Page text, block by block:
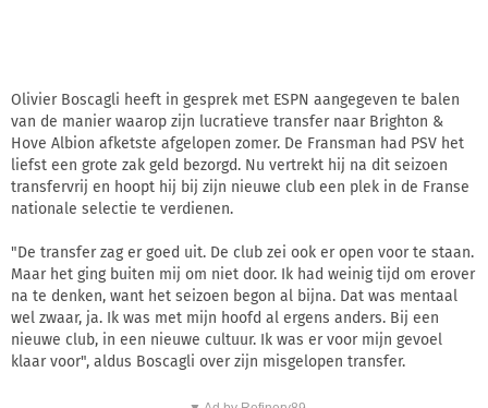
Olivier Boscagli heeft in gesprek met ESPN aangegeven te balen
van de manier waarop zijn lucratieve transfer naar Brighton &
Hove Albion afketste afgelopen zomer. De Fransman had PSV het
liefst een grote zak geld bezorgd. Nu vertrekt hij na dit seizoen
transfervrij en hoopt hij bij zijn nieuwe club een plek in de Franse
nationale selectie te verdienen.
"De transfer zag er goed uit. De club zei ook er open voor te staan.
Maar het ging buiten mij om niet door. Ik had weinig tijd om erover
na te denken, want het seizoen begon al bijna. Dat was mentaal
wel zwaar, ja. Ik was met mijn hoofd al ergens anders. Bij een
nieuwe club, in een nieuwe cultuur. Ik was er voor mijn gevoel
klaar voor", aldus Boscagli over zijn misgelopen transfer.